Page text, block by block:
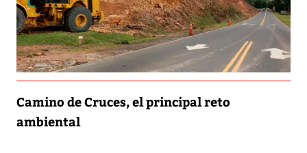
Camino de Cruces, el principal reto
ambiental